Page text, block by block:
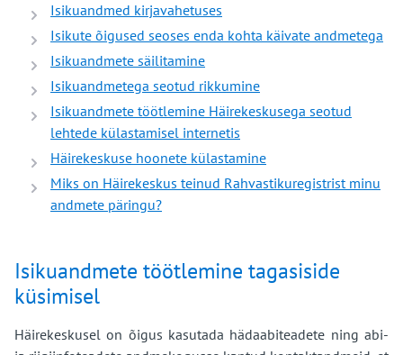
Isikuandmed kirjavahetuses
Isikute õigused seoses enda kohta käivate andmetega
Isikuandmete säilitamine
Isikuandmetega seotud rikkumine
Isikuandmete töötlemine Häirekeskusega seotud
lehtede külastamisel internetis
Häirekeskuse hoonete külastamine
Miks on Häirekeskus teinud Rahvastikuregistrist minu
andmete päringu?
Isikuandmete töötlemine tagasiside
küsimisel
Häirekeskusel on õigus kasutada hädaabiteadete ning abi-